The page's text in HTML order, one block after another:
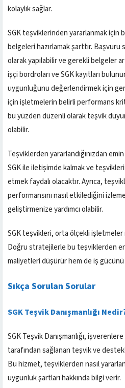
kolaylık sağlar.
SGK teşviklerinden yararlanmak için
belgeleri hazırlamak şarttır.
olarak yapılabilir ve gerekli belgeler
işçi bordroları ve SGK kayıtları
uygunluğunu değerlendirmek için
için işletmelerin belirli performans
bu yüzden düzenli olarak teşvik
olabilir.
Teşviklerden yararlandığınızdan
SGK ile iletişimde kalmak ve
etmek faydalı olacaktır. Ayrıca,
performansını nasıl etkilediğini
geliştirmenize yardımcı olabilir.
SGK teşvikleri, orta ölçekli işletmeler
Doğru stratejilerle bu teşviklerden
maliyetleri düşürür hem de iş
Sıkça Sorulan Sorular
SGK Teşvik Danışmanlığı
SGK Teşvik Danışmanlığı,
tarafından sağlanan teşvik ve
Bu hizmet, teşviklerden nasıl
uygunluk şartları hakkında bilgi verir.